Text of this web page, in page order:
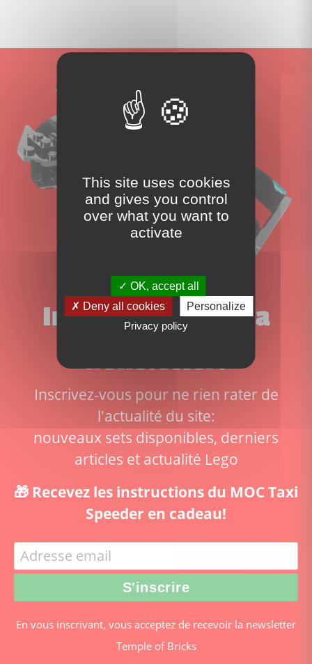
Inscrivez-vous à la
newsletter!
Inscrivez-vous pour ne rien rater de
l'actualité du site:
nouveaux sets disponibles, derniers
articles et actualité Lego
🎁 Recevez les instructions du MOC Taxi
Speeder en cadeau!
En vous inscrivant, vous acceptez de recevoir la newsletter
Temple of Bricks
This site uses cookies
and gives you control
over what you want to
activate
OK, accept all
Deny all cookies
Personalize
Privacy policy